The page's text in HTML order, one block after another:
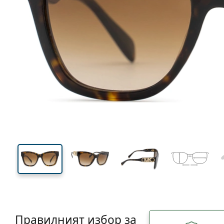
Ширина
46 mm
Височина на стъклото Ширина на стъклото
Ширина
на
Правилният избор за